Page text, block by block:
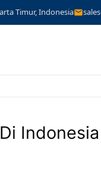
Timur, Indonesia
Indonesia